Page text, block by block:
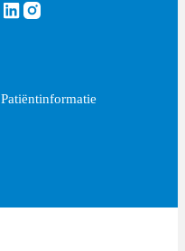
Volg ons via Linkedin
Volg ons via Instagram
Patiëntinformatie